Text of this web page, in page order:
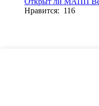
Нравится: 116